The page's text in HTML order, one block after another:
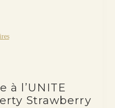
à l’UNITE
Strawberry